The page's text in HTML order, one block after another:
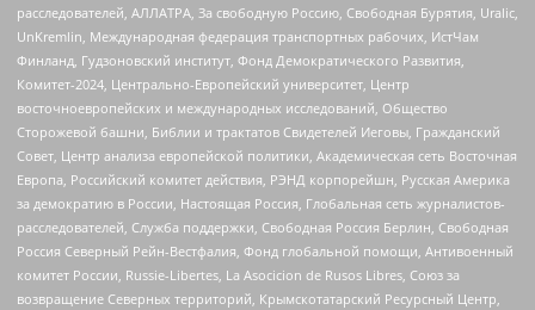
расследователей, АЛЛАТРА, За свободную Россию, Свободная Бурятия, Uralic,
UnKremlin, Международная федерация транспортных рабочих, ИстЧам
Финланд, Гудзоновский институт, Фонд Демократического Развития,
Комитет-2024, Центрально-Европейский университет, Центр
восточноевропейских и международных исследований, Общество
Сторожевой башни, Библии и трактатов Свидетелей Иеговы, Гражданский
Совет, Центр анализа европейской политики, Академическая сеть Восточная
Европа, Российский комитет действия, РЭНД корпорейшн, Русская Америка
за демократию в России, Настоящая Россия, Глобальная сеть журналистов-
расследователей, Служба поддержки, Свободная Россия Берлин, Свободная
Россия Северный Рейн-Вестфалия, Фонд глобальной помощи, Антивоенный
комитет России, Russie-Libertes, La Asocicion de Rusos Libres, Союз за
возвращение Северных территорий, Крымскотатарский Ресурсный Центр,